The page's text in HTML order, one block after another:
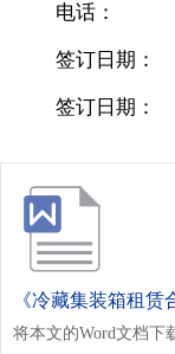
电话：
签订日期：
签订日期：
《冷藏集装箱租赁
将本文的Word文档下